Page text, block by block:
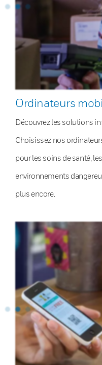
Ordinateurs
Découvrez les solutions
Choisissez nos
pour les soins de santé,
environnements
plus encore.